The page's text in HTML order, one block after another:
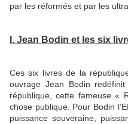
par les réformés et par les
I. Jean Bodin et les six
Ces six livres de la
ouvrage Jean Bodin redéfinit
république, cette fameuse «
chose publique. Pour Bodin
puissance souveraine,